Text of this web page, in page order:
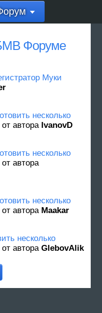
Форуме
Муки
несколько
от автора IvanovD
несколько
от автора
несколько
от автора Maakar
несколько
от автора GlebovAlik